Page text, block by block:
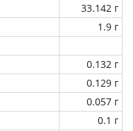
33.142 г
1.9 г
0.132 г
0.129 г
0.057 г
0.1 г